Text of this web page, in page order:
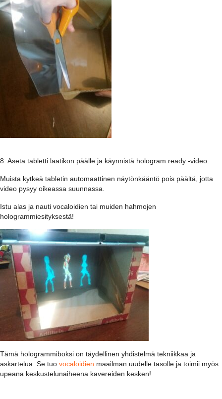
8. Aseta tabletti laatikon päälle ja käynnistä hologram ready -video.
Muista kytkeä tabletin automaattinen näytönkääntö pois päältä, jotta
video pysyy oikeassa suunnassa.
Istu alas ja nauti vocaloidien tai muiden hahmojen
hologrammiesityksestä!
Tämä hologrammiboksi on täydellinen yhdistelmä tekniikkaa ja
askartelua. Se tuo vocaloidien maailman uudelle tasolle ja toimii myös
upeana keskustelunaiheena kavereiden kesken!